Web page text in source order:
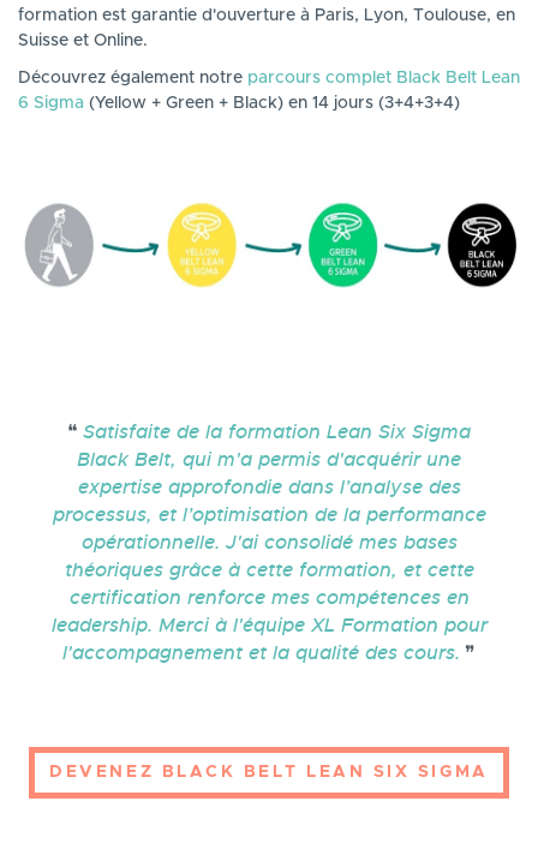
formation est garantie d'ouverture à Paris, Lyon, Toulouse, en
Suisse et Online.
Découvrez également notre parcours complet Black Belt Lean
6 Sigma (Yellow + Green + Black) en 14 jours (3+4+3+4)
Satisfaite de la formation Lean Six Sigma
Black Belt, qui m'a permis d'acquérir une
expertise approfondie dans l’analyse des
processus, et l’optimisation de la performance
opérationnelle. J'ai consolidé mes bases
théoriques grâce à cette formation, et cette
certification renforce mes compétences en
leadership. Merci à l'équipe XL Formation pour
l'accompagnement et la qualité des cours.
DEVENEZ BLACK BELT LEAN SIX SIGMA